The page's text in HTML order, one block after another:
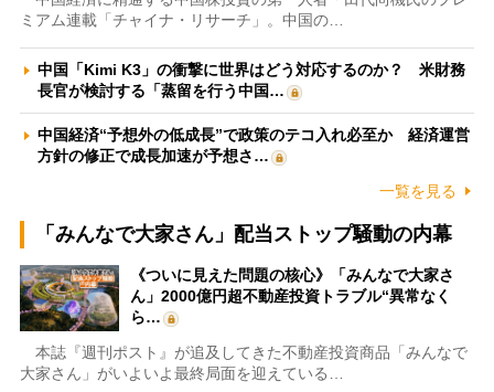
ミアム連載「チャイナ・リサーチ」。中国の…
中国「Kimi K3」の衝撃に世界はどう対応するのか？ 米財務
長官が検討する「蒸留を行う中国…
中国経済“予想外の低成長”で政策のテコ入れ必至か 経済運営
方針の修正で成長加速が予想さ…
一覧を見る
「みんなで大家さん」配当ストップ騒動の内幕
《ついに見えた問題の核心》「みんなで大家さ
ん」2000億円超不動産投資トラブル“異常なく
ら…
本誌『週刊ポスト』が追及してきた不動産投資商品「みんなで
大家さん」がいよいよ最終局面を迎えている…